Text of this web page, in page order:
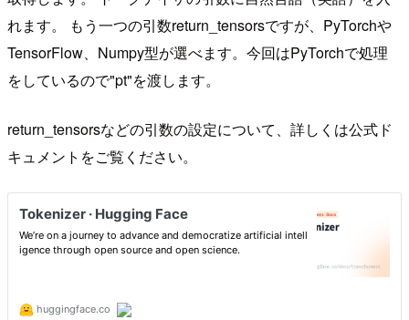
れます。 もう一つの引数return_tensorsですが、PyTorchや
TensorFlow、Numpy型が選べます。今回はPyTorchで処理
をしているので"pt"を渡します。
return_tensorsなどの引数の設定について、詳しくは公式ド
キュメントをご覧ください。